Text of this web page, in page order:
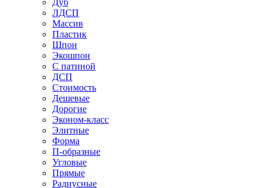
Дуб
ЛДСП
Массив
Пластик
Шпон
Экошпон
С патиной
ДСП
Стоимость
Дешевые
Дорогие
Эконом-класс
Элитные
Форма
П-образные
Угловые
Прямые
Радиусные